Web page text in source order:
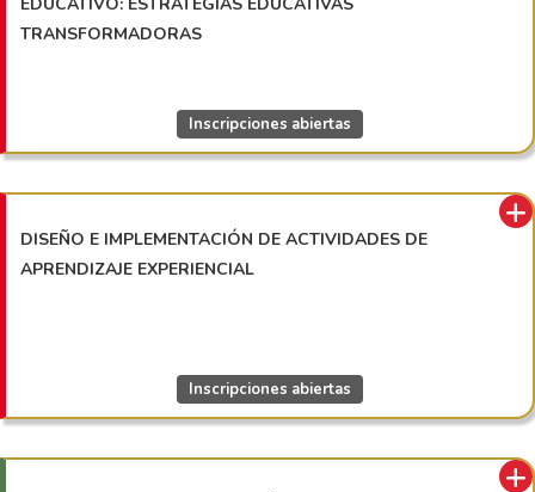
TRANSFORMADORAS
Inscripciones abiertas
DISEÑO E IMPLEMENTACIÓN DE ACTIVIDADES DE
APRENDIZAJE EXPERIENCIAL
Inscripciones abiertas